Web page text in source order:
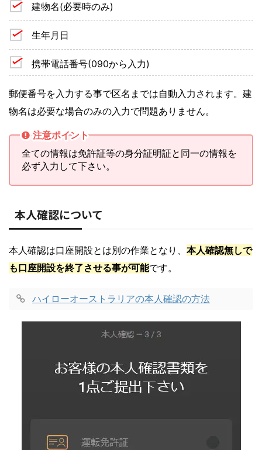
建物名(必要時のみ)
生年月日
携帯電話番号(090から入力)
郵便番号を入力する事で区名までは自動入力されます。建
物名は必要な場合のみの入力で問題ありません。
注意ポイント
全ての情報は免許証等の身分証明証と同一の情報を
必ず入力して下さい。
本人確認について
本人確認は口座開設とは別の作業となり、 本人確認無しで
も口座開設を終了させる事が可能です。
ハイローオーストラリアの本人確認の方法